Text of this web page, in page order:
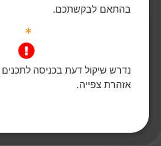
בהתאם לבקשתכם.
*
נדרש שיקול דעת בכניסה
אזהרת צפייה.